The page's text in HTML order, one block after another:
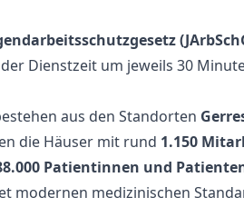
Dienstzeit um jeweils 30
aus den Standorten
die Häuser mit rund 1.150
Patientinnen und
modernen medizinischen